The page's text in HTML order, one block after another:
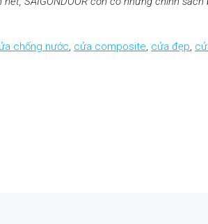
chống nước, cửa composite, cửa đẹp,